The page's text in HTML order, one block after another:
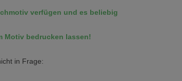
verfügen und es beliebig
Motiv bedrucken lassen!
in Frage: